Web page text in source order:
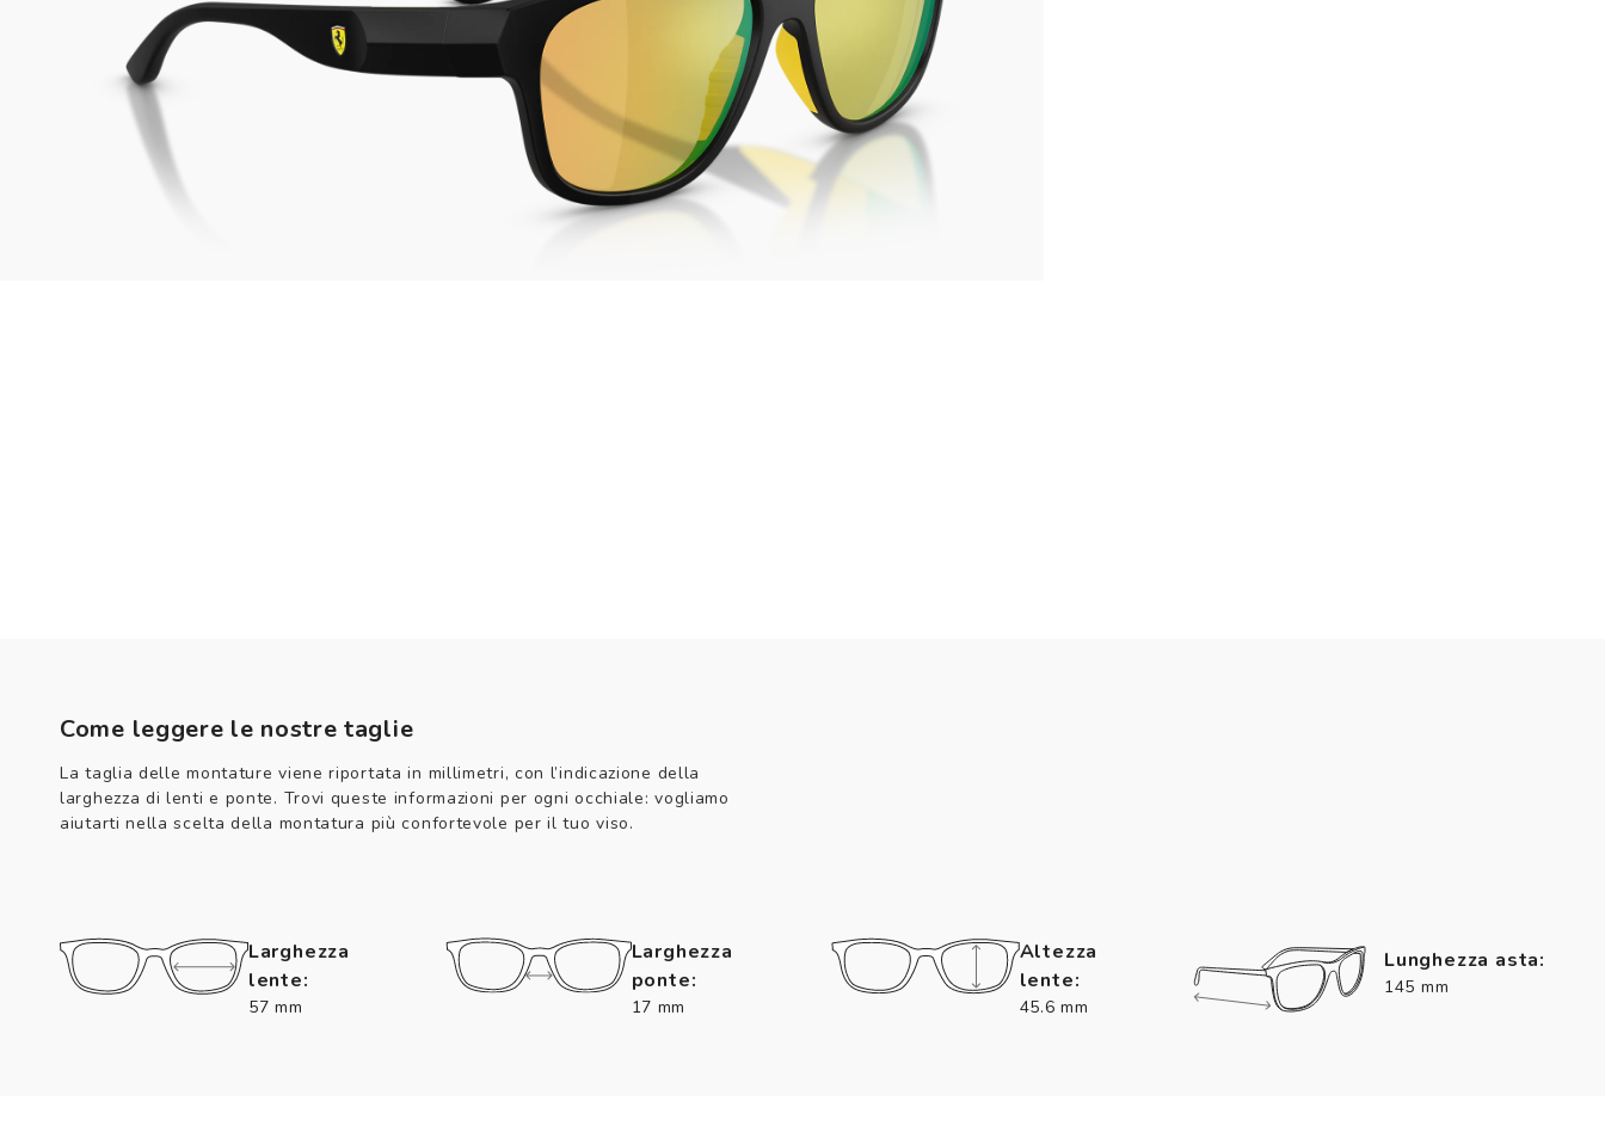
Come leggere le nostre taglie
La taglia delle montature viene riportata in millimetri, con l’indicazione della
larghezza di lenti e ponte. Trovi queste informazioni per ogni occhiale: vogliamo
aiutarti nella scelta della montatura più confortevole per il tuo viso.
Larghezza
lente:
57 mm
Larghezza
ponte:
17 mm
Altezza
lente:
45.6 mm
Lunghezza asta:
145 mm